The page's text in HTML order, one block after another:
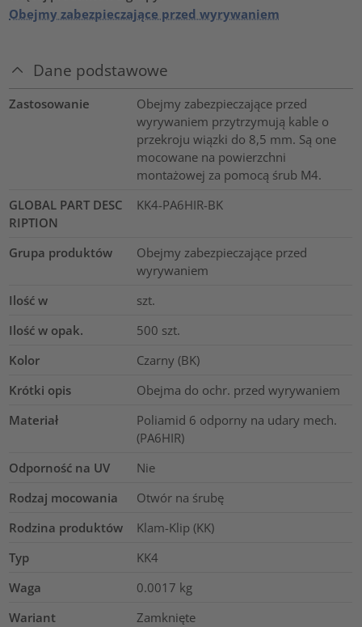
Obejmy zabezpieczające przed wyrywaniem
Dane podstawowe
Zastosowanie
Obejmy zabezpieczające przed
wyrywaniem przytrzymują kable o
przekroju wiązki do 8,5 mm. Są one
mocowane na powierzchni
montażowej za pomocą śrub M4.
GLOBAL PART DESC
RIPTION
KK4-PA6HIR-BK
Grupa produktów
Obejmy zabezpieczające przed
wyrywaniem
Ilość w
szt.
Ilość w opak.
500 szt.
Kolor
Czarny (BK)
Krótki opis
Obejma do ochr. przed wyrywaniem
Materiał
Poliamid 6 odporny na udary mech.
(PA6HIR)
Odporność na UV
Nie
Rodzaj mocowania
Otwór na śrubę
Rodzina produktów
Klam-Klip (KK)
Typ
KK4
Waga
0.0017 kg
Wariant
Zamknięte